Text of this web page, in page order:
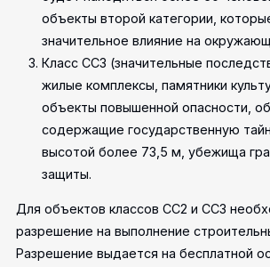
объекты второй категории,
значительное влияние на
Класс СС3 (значительные
жилые комплексы, памятники
объекты повышенной опасности,
содержащие государственную
высотой более 73,5 м, убежища
защиты.
Для объектов классов СС2 и СС3
разрешение на выполнение
Разрешение выдается на бесплатной